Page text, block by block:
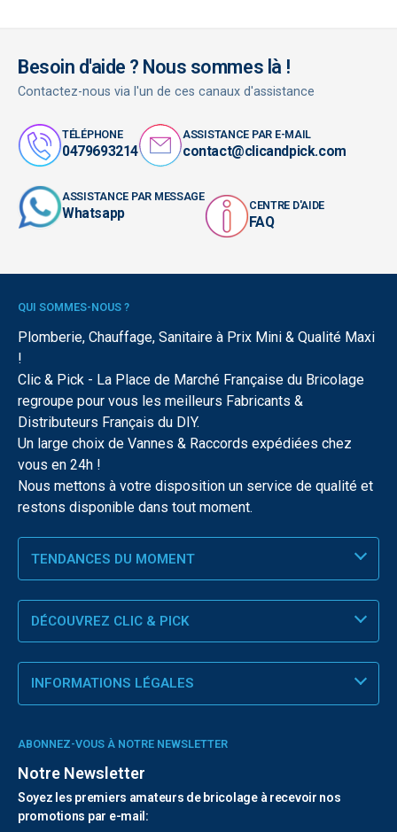
Besoin d'aide ? Nous sommes là !
Contactez-nous via l'un de ces canaux d'assistance
TÉLÉPHONE
0479693214
ASSISTANCE PAR E-MAIL
contact@clicandpick.com
ASSISTANCE PAR MESSAGE
Whatsapp CENTRE D'AIDE
FAQ
QUI SOMMES-NOUS ?
Plomberie, Chauffage, Sanitaire à Prix Mini & Qualité Maxi
!
Clic & Pick - La Place de Marché Française du Bricolage
regroupe pour vous les meilleurs Fabricants &
Distributeurs Français du DIY.
Un large choix de Vannes & Raccords expédiées chez
vous en 24h !
Nous mettons à votre disposition un service de qualité et
restons disponible dans tout moment.
TENDANCES DU MOMENT
DÉCOUVREZ CLIC & PICK
INFORMATIONS LÉGALES
ABONNEZ-VOUS À NOTRE NEWSLETTER
Notre Newsletter
Soyez les premiers amateurs de bricolage à recevoir nos
promotions par e-mail: